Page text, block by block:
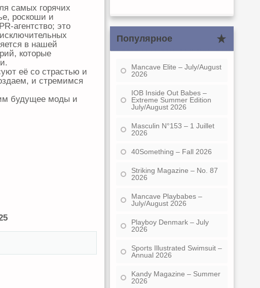
самых горячих
роскоши и
агентство; это
в нашей
которые
её со страстью и
и стремимся
будущее моды и
Популярное
Mancave Elite – July/August
2026
IOB Inside Out Babes –
Extreme Summer Edition
July/August 2026
Masculin N°153 – 1 Juillet
2026
40Something – Fall 2026
Striking Magazine – No. 87
2026
Mancave Playbabes –
July/August 2026
Playboy Denmark – July
2026
Sports Illustrated Swimsuit –
Annual 2026
Kandy Magazine – Summer
2026